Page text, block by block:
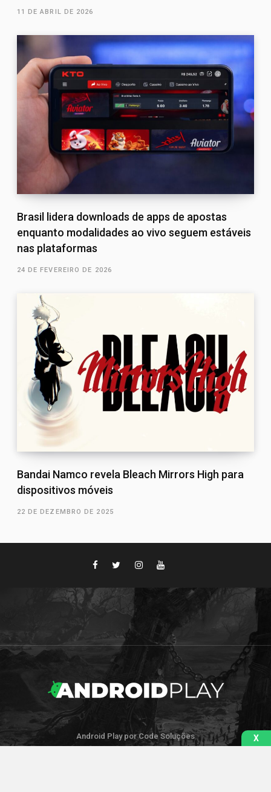
11 DE ABRIL DE 2026
Brasil lidera downloads de apps de apostas
enquanto modalidades ao vivo seguem estáveis
nas plataformas
24 DE FEVEREIRO DE 2026
Bandai Namco revela Bleach Mirrors High para
dispositivos móveis
22 DE DEZEMBRO DE 2025
Android Play por Code Soluções X